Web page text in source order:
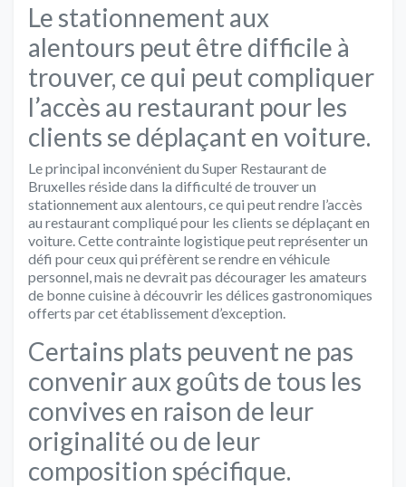
Le stationnement aux
alentours peut être difficile à
trouver, ce qui peut compliquer
l’accès au restaurant pour les
clients se déplaçant en voiture.
Le principal inconvénient du Super Restaurant de
Bruxelles réside dans la difficulté de trouver un
stationnement aux alentours, ce qui peut rendre l’accès
au restaurant compliqué pour les clients se déplaçant en
voiture. Cette contrainte logistique peut représenter un
défi pour ceux qui préfèrent se rendre en véhicule
personnel, mais ne devrait pas décourager les amateurs
de bonne cuisine à découvrir les délices gastronomiques
offerts par cet établissement d’exception.
Certains plats peuvent ne pas
convenir aux goûts de tous les
convives en raison de leur
originalité ou de leur
composition spécifique.